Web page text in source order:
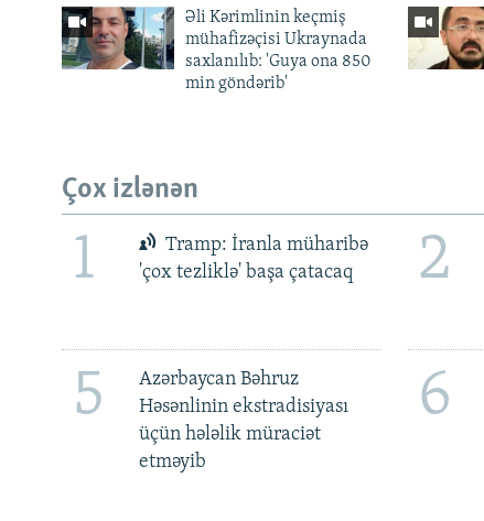
Əli Kərimlinin keçmiş
mühafizəçisi Ukraynada
saxlanılıb: 'Guya ona 850
min göndərib'
Çox izlənən
1
Tramp: İranla müharibə
'çox tezliklə' başa çatacaq
2
5
Azərbaycan Bəhruz
Həsənlinin ekstradisiyası
üçün hələlik müraciət
etməyib
6